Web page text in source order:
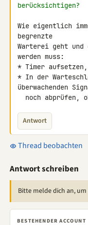
berücksichtigen?
Wie eigentlich
begrenzte
Warterei geht
werden muss:
* Timer
* In der
überwachenden
noch abprüfen,
Antwort
Thread beobachten
Antwort schreiben
Bitte melde dich an,
BESTEHENDER ACCOUNT